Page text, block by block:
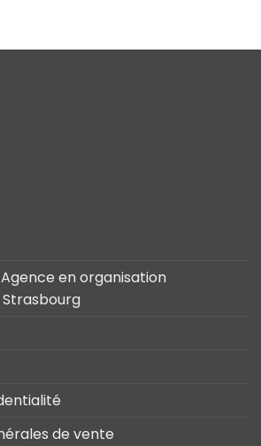
en organisation
de vente